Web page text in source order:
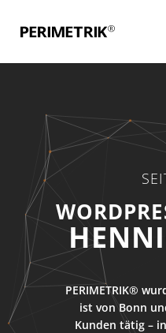
PERIMETRIK®
ist von Bonn
Kunden tätig –